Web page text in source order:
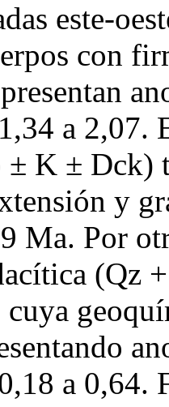
este-
con
a 2,07.
K ± Dck)
y
Ma. Por
(Qz
cuya
a 0,64.